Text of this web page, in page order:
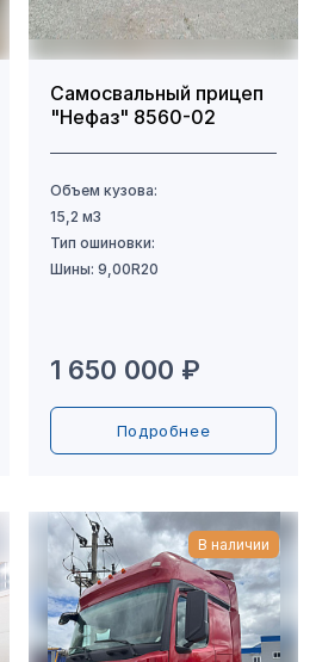
Самосвальный прицеп
"Нефаз" 8560-02
1 650 000 ₽
Подробнее
В наличии